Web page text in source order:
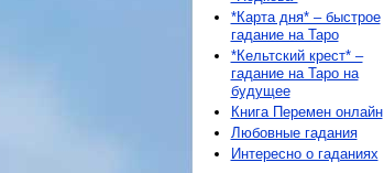
*Карта дня* – быстрое
гадание на Таро
*Кельтский крест* –
гадание на Таро на
будущее
Книга Перемен онлайн
Любовные гадания
Интересно о гаданиях